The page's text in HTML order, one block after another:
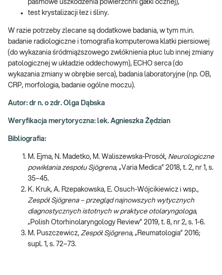
pasmowe uszkodzenia powierzchni gałki ocznej),
test krystalizacji łez i śliny.
W razie potrzeby zlecane są dodatkowe badania, w tym m.in.
badanie radiologiczne i tomografia komputerowa klatki piersiowej
(do wykazania śródmiąższowego zwłóknienia płuc lub innej zmiany
patologicznej w układzie oddechowym), ECHO serca (do
wykazania zmiany w obrębie serca), badania laboratoryjne (np. OB,
CRP, morfologia, badanie ogólne moczu).
Autor: dr n. o zdr. Olga Dąbska
Weryfikacja merytoryczna: lek. Agnieszka Żędzian
Bibliografia:
M. Ejma, N. Madetko, M. Waliszewska-Prosół, Neurologiczne
powikłania zespołu Sjögrena, „Varia Medica” 2018, t. 2, nr 1, s.
35–45.
K. Kruk, A. Rzepakowska, E. Osuch-Wójcikiewicz i wsp.,
Zespół Sjögrena – przegląd najnowszych wytycznych
diagnostycznych istotnych w praktyce otolaryngologa,
„Polish Otorhinolaryngology Review” 2019, t. 8, nr 2, s. 1-6.
M. Puszczewicz, Zespół Sjögrena, „Reumatologia” 2016;
supl. 1, s. 72–73.